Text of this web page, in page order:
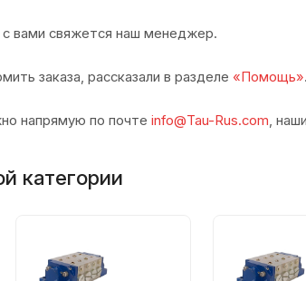
вами свяжется наш менеджер.
заказа, рассказали в разделе «Помощь».
напрямую по почте info@Tau-Rus.com,
категории